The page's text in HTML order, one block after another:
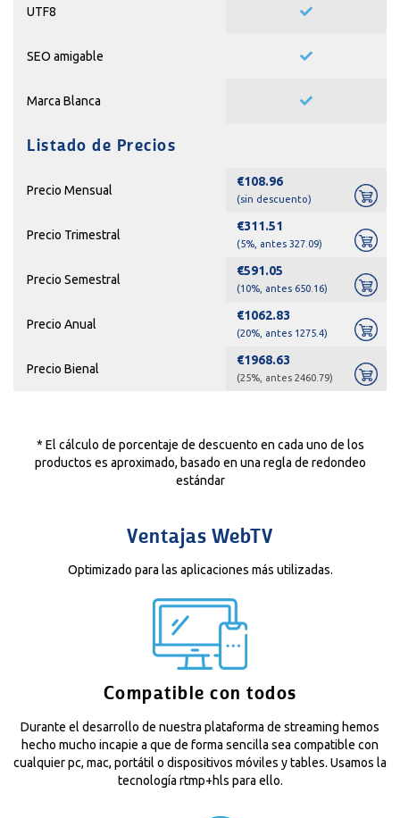
UTF8
SEO amigable
Marca Blanca
Listado de Precios
Precio Mensual
€108.96
(sin descuento)
Precio Trimestral
€311.51
(5%, antes 327.09)
Precio Semestral
€591.05
(10%, antes 650.16)
Precio Anual
€1062.83
(20%, antes 1275.4)
Precio Bienal
€1968.63
(25%, antes 2460.79)
* El cálculo de porcentaje de descuento en cada uno de los
productos es aproximado, basado en una regla de redondeo
estándar
Ventajas WebTV
Optimizado para las aplicaciones más utilizadas.
Compatible con todos
Durante el desarrollo de nuestra plataforma de streaming hemos
hecho mucho incapie a que de forma sencilla sea compatible con
cualquier pc, mac, portátil o dispositivos móviles y tables. Usamos la
tecnología rtmp+hls para ello.